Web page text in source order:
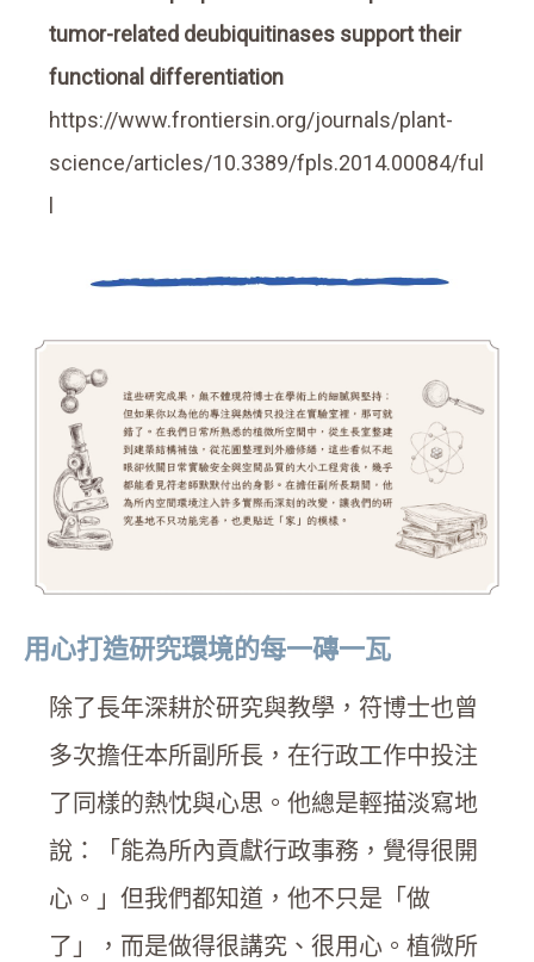
tumor-related deubiquitinases support their
functional differentiation
https://www.frontiersin.org/journals/plant-
science/articles/10.3389/fpls.2014.00084/ful
用心打造研究環境的每一磚一瓦
除了長年深耕於研究與教學，符博士也曾
多次擔任本所副所長，在行政工作中投注
了同樣的熱忱與心思。他總是輕描淡寫地
說：「能為所內貢獻行政事務，覺得很開
心。」但我們都知道，他不只是「做
了」，而是做得很講究、很用心。植微所